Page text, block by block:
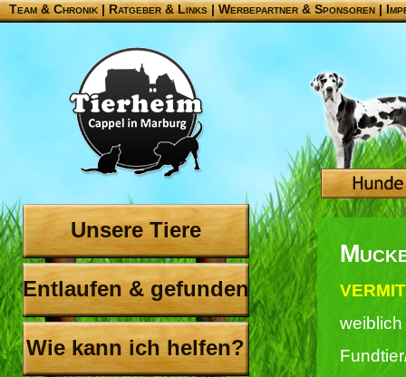
Team & Chronik |Ratgeber & Links|Werbepartner & Sponsoren|
Unsere Tiere
Entlaufen & gefunden
Wie kann ich helfen?
weiblich